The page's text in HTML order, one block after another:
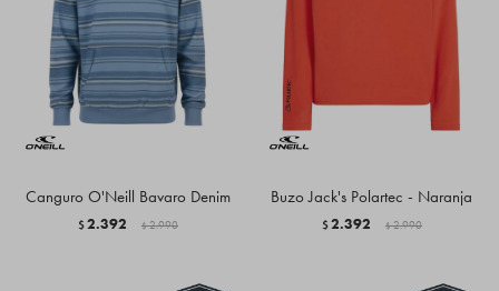
Canguro O'Neill Bavaro Denim
$2.392 $ 2.990
Buzo Jack's Polartec - Naranja
$2.392 $ 2.990